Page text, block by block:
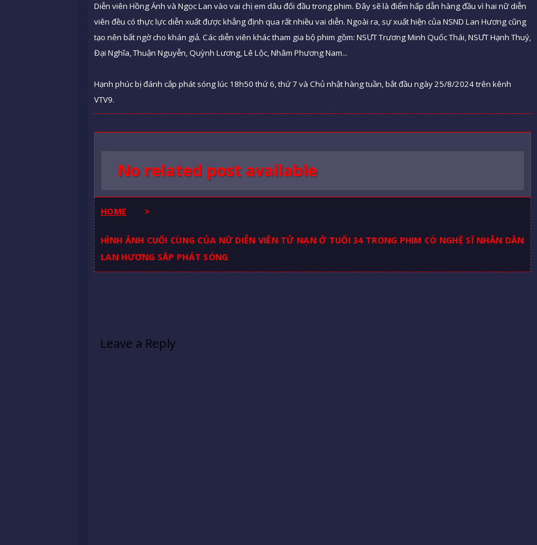
Diễn viên Hồng Ánh và Ngọc Lan vào vai chị em dâu đối đầu trong phim. Đây sẽ là điểm hấp dẫn hàng đầu vì hai nữ diễn
viên đều có thực lực diễn xuất được khẳng định qua rất nhiều vai diễn. Ngoài ra, sự xuất hiện của NSND Lan Hương cũng
tạo nên bất ngờ cho khán giả. Các diễn viên khác tham gia bộ phim gồm: NSƯT Trương Minh Quốc Thái, NSƯT Hạnh Thuý,
Đại Nghĩa, Thuận Nguyễn, Quỳnh Lương, Lê Lộc, Nhâm Phương Nam...
Hạnh phúc bị đánh cắp phát sóng lúc 18h50 thứ 6, thứ 7 và Chủ nhật hàng tuần, bắt đầu ngày 25/8/2024 trên kênh
VTV9.
No related post available
HOME >
HÌNH ẢNH CUỐI CÙNG CỦA NỮ DIỄN VIÊN TỬ NẠN Ở TUỔI 34 TRONG PHIM CÓ NGHỆ SĨ NHÂN DÂN
LAN HƯƠNG SẮP PHÁT SÓNG
Leave a Reply